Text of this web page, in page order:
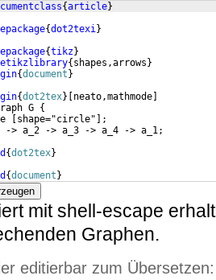
{article}
{dot2texi}
{tikz}
{ shapes,arrows }
{document }
{dot2tex} neato,mathmode
G {
shape="circle"
;
-> a_2 -> a_3 -> a_4 -> a_1;
{dot2tex}
{document }
mit shell-escape
Graphen.
editierbar zum Übersetzen: